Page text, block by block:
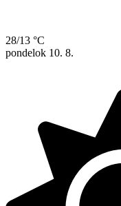
28/13 °C
pondelok 10. 8.